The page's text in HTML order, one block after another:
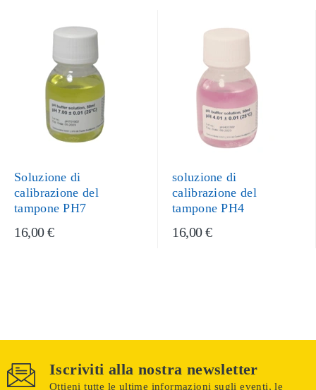
Soluzione di
calibrazione del
tampone PH7
16,00 €
soluzione di
calibrazione del
tampone PH4
16,00 €
Iscriviti alla nostra newsletter
Ottieni tutte le ultime informazioni sugli eventi, le